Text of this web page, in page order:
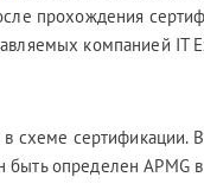
прохождения
компанией IT
схеме сертификации.
определен APMG